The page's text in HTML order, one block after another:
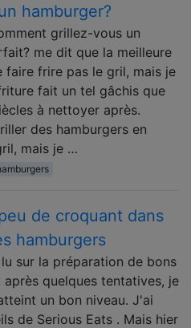
hamburger?
grillez-vous un
me dit que la meilleure
faire frire pas le gril, mais je
fait un tel gâchis que
à nettoyer après.
des hamburgers en
mais je …
de croquant dans
hamburgers
sur la préparation de bons
après quelques tentatives, je
un bon niveau. J'ai
de Serious Eats . Mais hier